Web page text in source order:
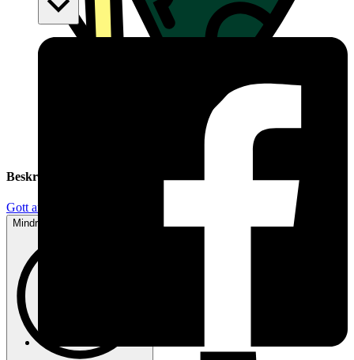
Beskrivning
Gott använt skick
Mindre tecken på användning